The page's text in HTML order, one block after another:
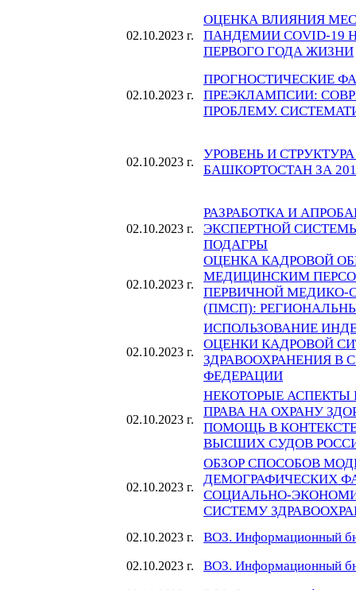
02.10.2023 г.
ОЦЕНКА ВЛИЯНИЯ
ПАНДЕМИИ COVID-19
ПЕРВОГО ГОДА ЖИЗНИ
02.10.2023 г.
ПРОГНОСТИЧЕСКИЕ
ПРЕЭКЛАМПСИИ:
ПРОБЛЕМУ.
02.10.2023 г.
УРОВЕНЬ И
БАШКОРТОСТАН ЗА
02.10.2023 г.
РАЗРАБОТКА И
ЭКСПЕРТНОЙ
ПОДАГРЫ
02.10.2023 г.
ОЦЕНКА КАДРОВОЙ
МЕДИЦИНСКИМ
ПЕРВИЧНОЙ
(ПМСП):
02.10.2023 г.
ИСПОЛЬЗОВАНИЕ
ОЦЕНКИ КАДРОВОЙ
ЗДРАВООХРАНЕНИЯ В
ФЕДЕРАЦИИ
02.10.2023 г.
НЕКОТОРЫЕ
ПРАВА НА ОХРАНУ
ПОМОЩЬ В
ВЫСШИХ СУДОВ
02.10.2023 г.
ОБЗОР СПОСОБОВ
ДЕМОГРАФИЧЕСКИХ
СОЦИАЛЬНО-
СИСТЕМУ
02.10.2023 г. ВОЗ. Информационный
02.10.2023 г. ВОЗ. Информационный